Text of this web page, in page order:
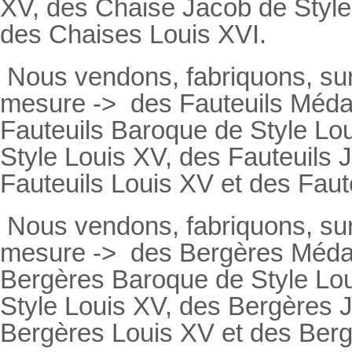
XV, des Chaise Jacob de
des Chaises Louis XVI.
Nous vendons, fabriquons,
mesure -> des Fauteuils
Fauteuils Baroque de Style
Style Louis XV, des Fauteuils
Fauteuils Louis XV et des
Nous vendons, fabriquons,
mesure -> des Bergères
Bergères Baroque de Style
Style Louis XV, des Bergères
Bergères Louis XV et des